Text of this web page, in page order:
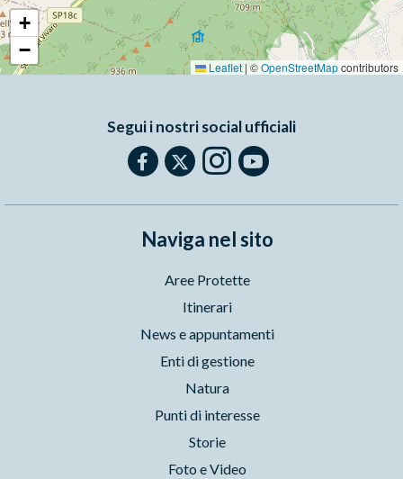
+
−
Leaflet | ©OpenStreetMapcontributors
Segui i nostri social ufficiali
Naviga nel sito
Aree Protette
Itinerari
News e appuntamenti
Enti di gestione
Natura
Punti di interesse
Storie
Foto e Video